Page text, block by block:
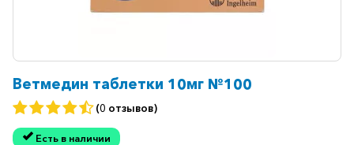
Ветмедин таблетки 10мг №100
(0 отзывов)
Есть в наличии